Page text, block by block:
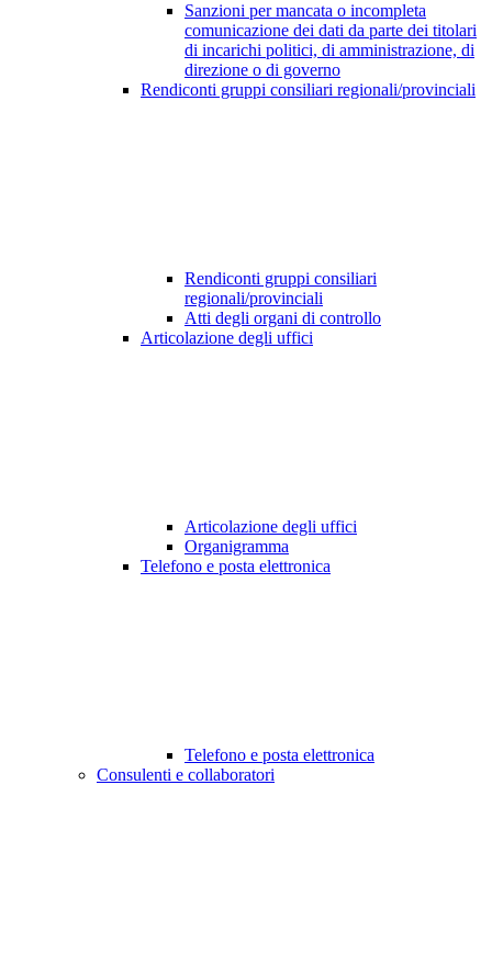
Sanzioni per mancata o incompleta
comunicazione dei dati da parte dei titolari
di incarichi politici, di amministrazione, di
direzione o di governo
Rendiconti gruppi consiliari regionali/provinciali
Rendiconti gruppi consiliari
regionali/provinciali
Atti degli organi di controllo
Articolazione degli uffici
Articolazione degli uffici
Organigramma
Telefono e posta elettronica
Telefono e posta elettronica
Consulenti e collaboratori